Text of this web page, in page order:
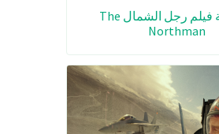
مراجعة فيلم رجل الشمال The
Northman